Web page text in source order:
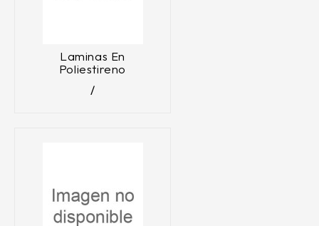
Laminas En
Poliestireno